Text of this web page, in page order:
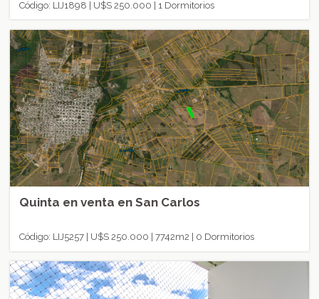
Código: LIJ1898 | U$S 250.000 | 1 Dormitorios
Quinta en venta en San Carlos
Código: LIJ5257 | U$S 250.000 | 7742m2 | 0 Dormitorios